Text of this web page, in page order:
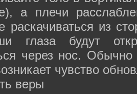
а плечи
раскачиваться из
глаза будут
через нос. Обычно
чувство
веры